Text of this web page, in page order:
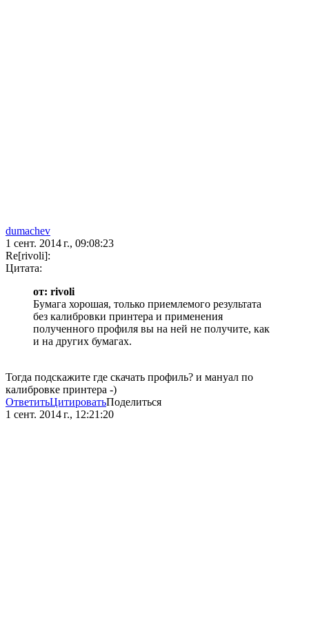
dumachev
1 сент. 2014 г., 09:08:23
Re[rivoli]:
Цитата:
от: rivoli
Бумага хорошая, только приемлемого результата
без калибровки принтера и применения
полученного профиля вы на ней не получите, как
и на других бумагах.
Тогда подскажите где скачать профиль? и мануал по
калибровке принтера -)
ОтветитьЦитироватьПоделиться
1 сент. 2014 г., 12:21:20